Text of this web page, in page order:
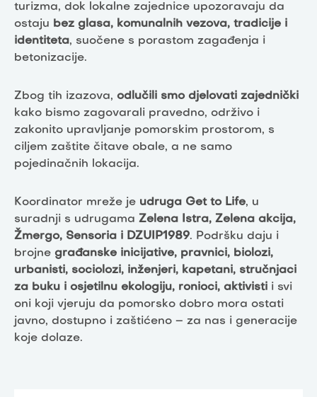
turizma, dok lokalne zajednice upozoravaju da
ostaju bez glasa, komunalnih vezova, tradicije i
identiteta, suočene s porastom zagađenja i
betonizacije.
Zbog tih izazova, odlučili smo djelovati zajednički
kako bismo zagovarali pravedno, održivo i
zakonito upravljanje pomorskim prostorom, s
ciljem zaštite čitave obale, a ne samo
pojedinačnih lokacija.
Koordinator mreže je udruga Get to Life, u
suradnji s udrugama Zelena Istra, Zelena akcija,
Žmergo, Sensoria i DZUIP1989. Podršku daju i
brojne građanske inicijative, pravnici, biolozi,
urbanisti, sociolozi, inženjeri, kapetani, stručnjaci
za buku i osjetilnu ekologiju, ronioci, aktivisti i svi
oni koji vjeruju da pomorsko dobro mora ostati
javno, dostupno i zaštićeno – za nas i generacije
koje dolaze.